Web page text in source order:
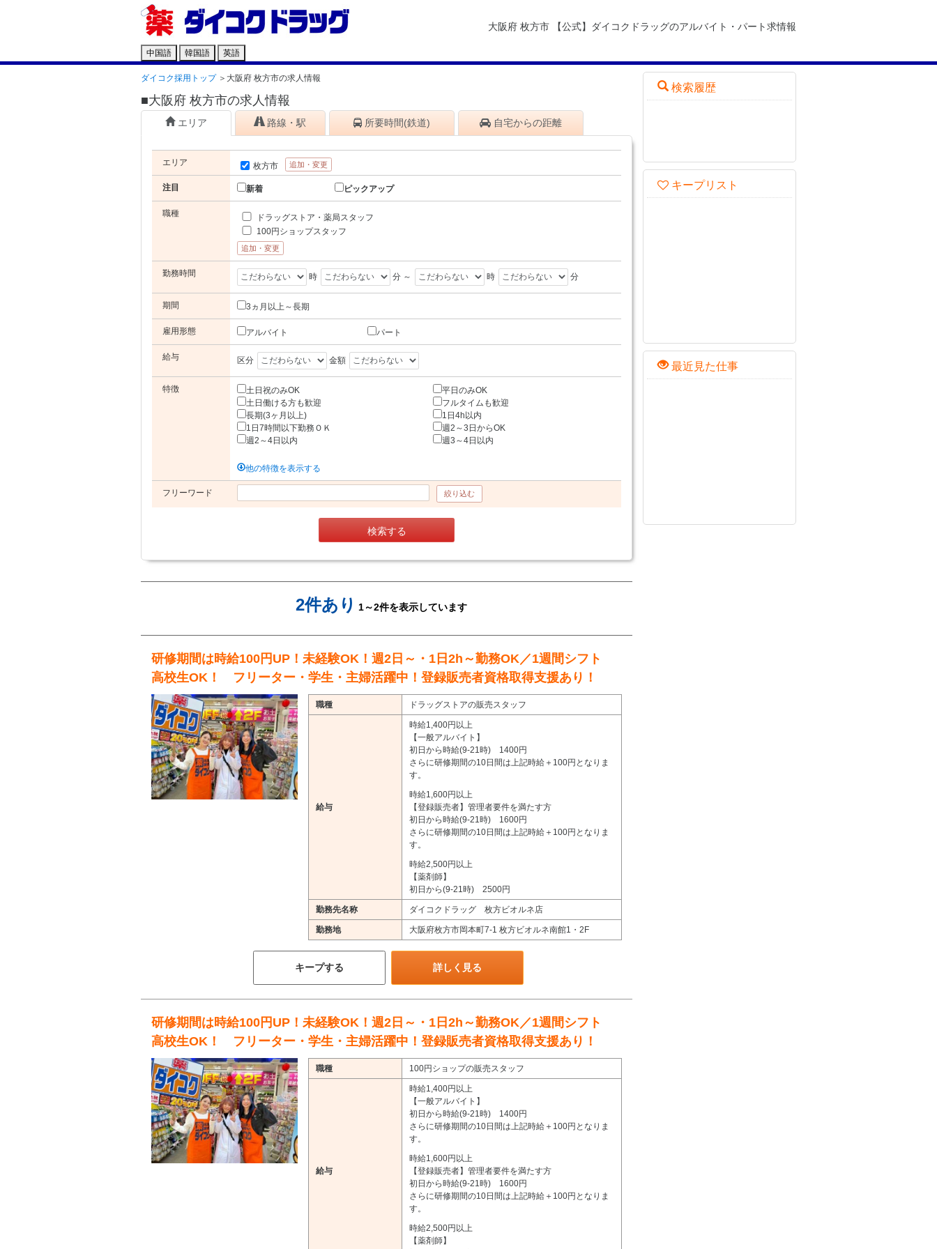
大阪府 枚方市 【公式】ダイコクドラッグのアルバイト・パート求情報
中国語 韓国語 英語
ダイコク採用トップ ＞ 大阪府 枚方市の求人情報
■大阪府 枚方市の求人情報
エリア 路線・駅 所要時間(鉄道) 自宅からの距離
エリア 枚方市 追加・変更
注目 新着 ピックアップ
職種
ドラッグストア・薬局スタッフ
100円ショップスタッフ
追加・変更
勤務時間 時 分 ～ 時 分
期間 3ヵ月以上～長期
雇用形態 アルバイト パート
給与 区分 金額
特徴 土日祝のみOK
平日のみOK
土日働ける方も歓迎
フルタイムも歓迎
長期(3ヶ月以上)
1日4h以内
1日7時間以下勤務ＯＫ
週2～3日からOK
週2～4日以内
週3～4日以内
他の特徴を表示する
フリーワード 絞り込む
検索する
2件あり 1～2件を表示しています
研修期間は時給100円UP！未経験OK！週2日～・1日2h～勤務OK／1週間シフト
高校生OK！ フリーター・学生・主婦活躍中！登録販売者資格取得支援あり！
職種 ドラッグストアの販売スタッフ
給与
時給1,400円以上
【一般アルバイト】
初日から時給(9-21時) 1400円
さらに研修期間の10日間は上記時給＋100円となりま
す。
時給1,600円以上
【登録販売者】管理者要件を満たす方
初日から時給(9-21時) 1600円
さらに研修期間の10日間は上記時給＋100円となりま
す。
時給2,500円以上
【薬剤師】
初日から(9-21時) 2500円
勤務先名称 ダイコクドラッグ 枚方ビオルネ店
勤務地 大阪府枚方市岡本町7-1 枚方ビオルネ南館1・2F
キープする 詳しく見る
研修期間は時給100円UP！未経験OK！週2日～・1日2h～勤務OK／1週間シフト
高校生OK！ フリーター・学生・主婦活躍中！登録販売者資格取得支援あり！
職種 100円ショップの販売スタッフ
給与
時給1,400円以上
【一般アルバイト】
初日から時給(9-21時) 1400円
さらに研修期間の10日間は上記時給＋100円となりま
す。
時給1,600円以上
【登録販売者】管理者要件を満たす方
初日から時給(9-21時) 1600円
さらに研修期間の10日間は上記時給＋100円となりま
す。
時給2,500円以上
【薬剤師】
検索履歴
キープリスト
最近見た仕事